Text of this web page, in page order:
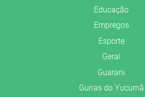
Educação
Empregos
Esporte
Geral
Guarani
Gurias do Yucumã